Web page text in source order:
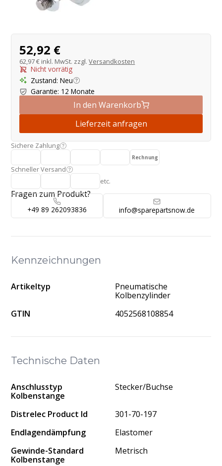
Technische Daten
Anschlusstyp
Kolbenstange
Stecker/Buchse
Distrelec Product Id
301-70-197
Endlagendämpfung
Elastomer
Gewinde-Standard
Kolbenstange
Metrisch
Produktangebot
52,92 €
62,97 € inkl. MwSt. zzgl.Versandkosten
Nicht vorrätig
Zustand: Neu
Garantie: 12 Monate
In den Warenkorb
Lieferzeit anfragen
Sichere Zahlung
Rechnung
Schneller Versand
etc.
Fragen zum Produkt?
+49 89 262093836 info@sparepartsnow.de
Kennzeichnungen
Artikeltyp
Pneumatische
Kolbenzylinder
GTIN
4052568108854